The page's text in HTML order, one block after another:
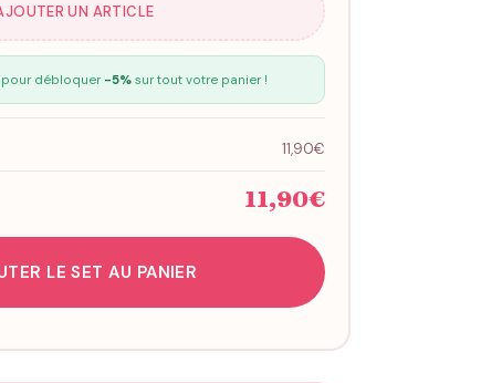
UN ARTICLE
pour débloquer -5%sur tout votre panier !
11,90€
11,90€
LE SET AU PANIER